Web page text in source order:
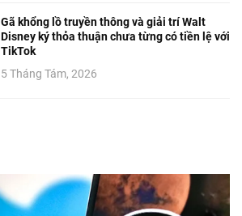
Gã khổng lồ truyền thông và giải trí Walt
Disney ký thỏa thuận chưa từng có tiền lệ với
TikTok
5 Tháng Tám, 2026